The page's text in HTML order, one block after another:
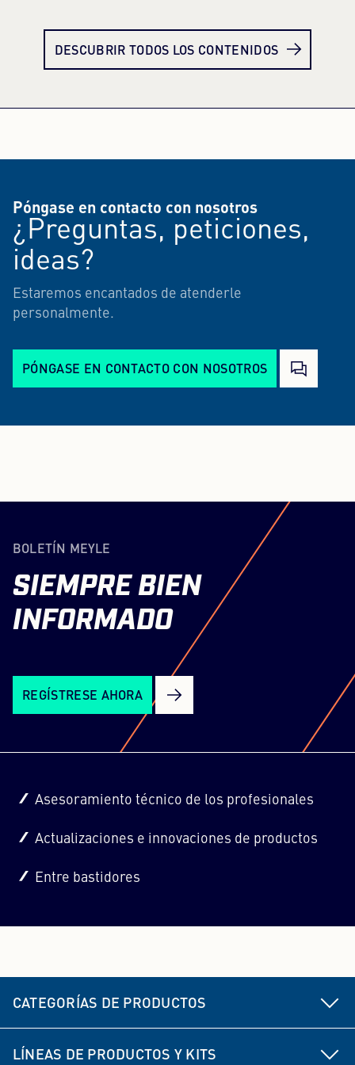
DESCUBRIR TODOS LOS CONTENIDOS
Póngase en contacto con nosotros
¿Preguntas, peticiones,
ideas?
Estaremos encantados de atenderle
personalmente.
PÓNGASE EN CONTACTO CON NOSOTROS
BOLETÍN MEYLE
SIEMPRE BIEN
INFORMADO
REGÍSTRESE AHORA
Asesoramiento técnico de los profesionales
Actualizaciones e innovaciones de productos
Entre bastidores
CATEGORÍAS DE PRODUCTOS
LÍNEAS DE PRODUCTOS Y KITS